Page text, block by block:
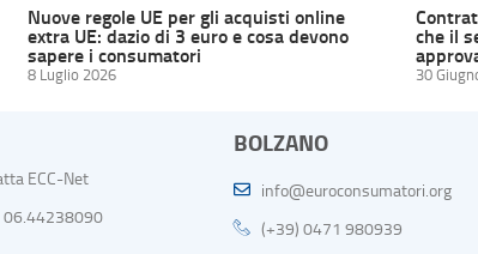
Nuove regole UE per gli acquisti online
extra UE: dazio di 3 euro e cosa devono
sapere i consumatori
8 Luglio 2026
che il
30
ECC-Net
06.44238090
BOLZANO
info@euroconsumatori.org
(+39) 0471 980939